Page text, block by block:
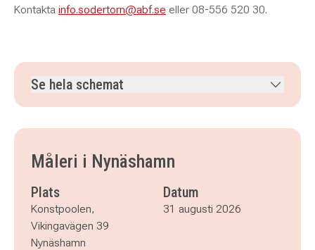
Kontakta info.sodertorn@abf.se eller 08-556 520 30.
Se hela schemat
måndag 14 september 2026
måndag 21 september 2026
måndag 28 september 2026
klockan 19.00–22.00
måndag 5 oktober 2026
klockan 19.00–22.00
måndag 12 oktober 2026
klockan 19.00–22.00
måndag 19 oktober 2026
Måleri i Nynäshamn
Plats
Konstpoolen,
Vikingavägen 39
Nynäshamn
Datum
31 augusti 2026